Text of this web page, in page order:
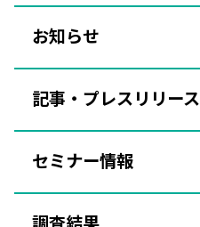
お知らせ
記事・プレスリリース
セミナー情報